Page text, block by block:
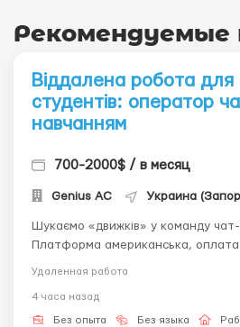
Рекомендуемые
Віддалена робота для
студентів: оператор
навчанням
700-2000$ / в месяц
Genius AС Украина
Шукаємо «движків» у команду чат-
Платформа американська,
робиш: — Ведеш переписку
50% 📌 Необхідно: — Комп'ютер —
Удаленная работа
4 часа назад
Без опыта Без языка